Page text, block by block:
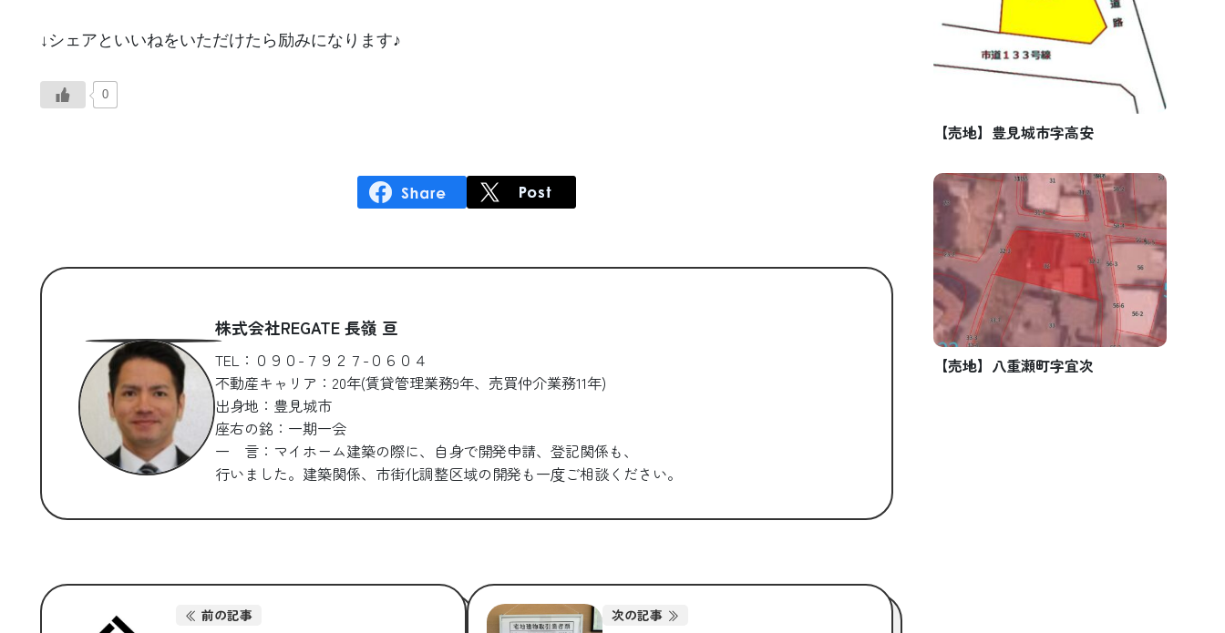
↓シェアといいねをいただけたら励みになります♪
0
株式会社REGATE 長嶺 亘
TEL：０９０-７９２７-０６０４
不動産キャリア：20年(賃貸管理業務9年、売買仲介業務11年)
出身地：豊見城市
座右の銘：一期一会
一 言：マイホーム建築の際に、自身で開発申請、登記関係も、
行いました。建築関係、市街化調整区域の開発も一度ご相談ください。
前の記事 次の記事
【売地】豊見城市字高安
【売地】八重瀬町字宜次